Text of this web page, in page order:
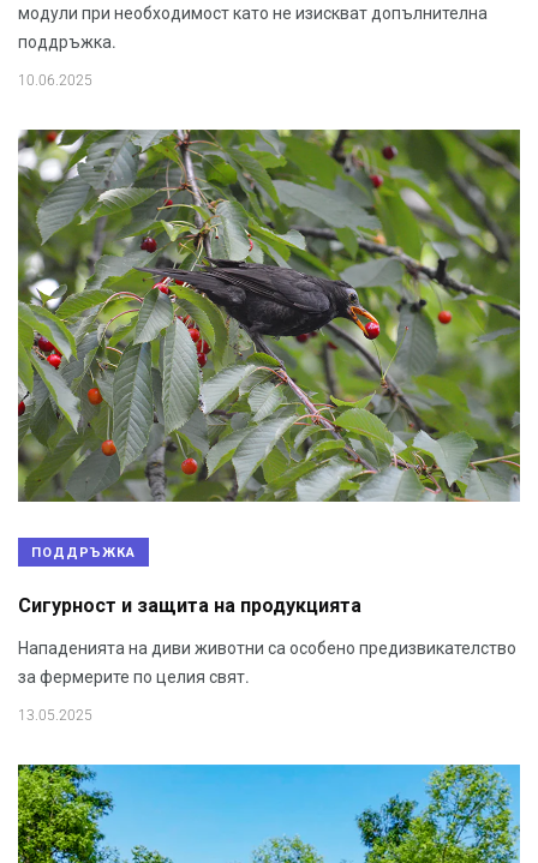
модули при необходимост като не изискват допълнителна
поддръжка.
10.06.2025
ПОДДРЪЖКА
Сигурност и защита на продукцията
Нападенията на диви животни са особено предизвикателство
за фермерите по целия свят.
13.05.2025